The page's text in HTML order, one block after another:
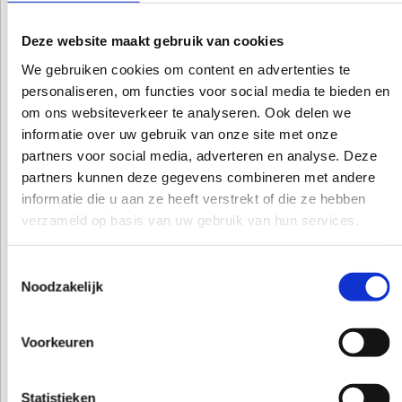
Deze website maakt gebruik van cookies
We gebruiken cookies om content en advertenties te
personaliseren, om functies voor social media te bieden en
om ons websiteverkeer te analyseren. Ook delen we
informatie over uw gebruik van onze site met onze
partners voor social media, adverteren en analyse. Deze
partners kunnen deze gegevens combineren met andere
informatie die u aan ze heeft verstrekt of die ze hebben
verzameld op basis van uw gebruik van hun services.
Noodzakelijk
Voorkeuren
Statistieken
Om video van YouTube te kunnen tonen in de
Voor de derde partijen verwijzen wij u graag naar
de privacy policies van henzelf:
Google
YouTube
U heeft het recht om uw persoonsgegevens in te
zien, te corrigeren of te verwijderen. Daarnaast
heeft u het recht om uw eventuele toestemming